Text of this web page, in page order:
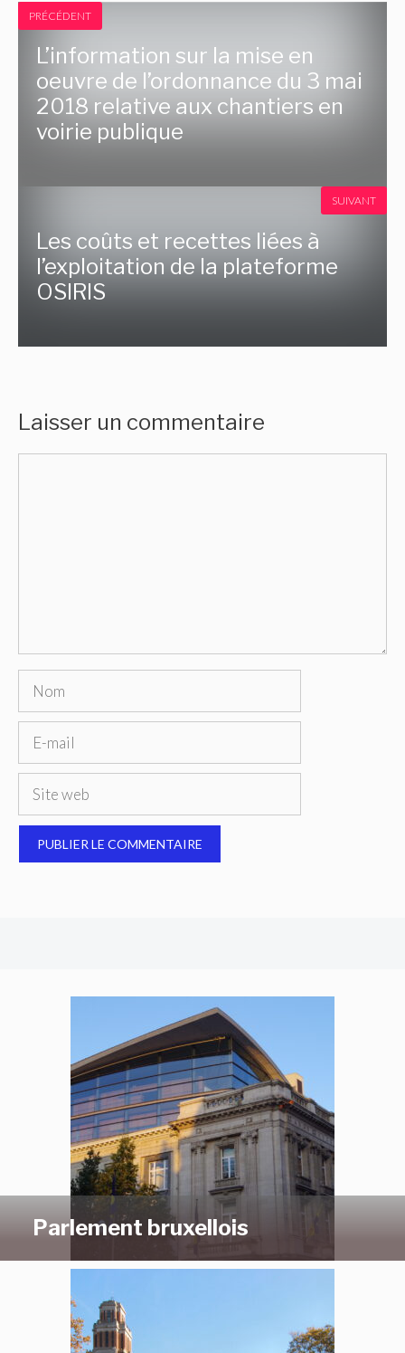
PRÉCÉDENT
L’information sur la mise en
oeuvre de l’ordonnance du 3 mai
2018 relative aux chantiers en
voirie publique
Les coûts et recettes liées à
l’exploitation de la plateforme
OSIRIS
SUIVANT
Laisser un commentaire
Nom
Site
Parlement bruxellois